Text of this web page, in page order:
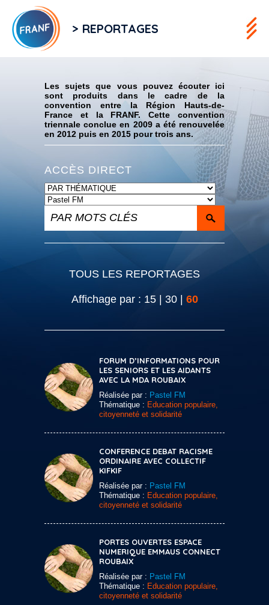
> REPORTAGES
Les sujets que vous pouvez écouter ici
sont produits dans le cadre de la
convention entre la Région Hauts-de-
France et la FRANF. Cette convention
triennale conclue en 2009 a été renouvelée
en 2012 puis en 2015 pour trois ans.
ACCÈS DIRECT
TOUS LES REPORTAGES
Affichage par : 15| 30| 60
FORUM D’INFORMATIONS POUR
LES SENIORS ET LES AIDANTS
AVEC LA MDA ROUBAIX
Réalisée par : Pastel FM
Thématique : Education populaire,
citoyenneté et solidarité
CONFERENCE DEBAT RACISME
ORDINAIRE AVEC COLLECTIF
KIFKIF
Réalisée par : Pastel FM
Thématique : Education populaire,
citoyenneté et solidarité
PORTES OUVERTES ESPACE
NUMERIQUE EMMAUS CONNECT
ROUBAIX
Réalisée par : Pastel FM
Thématique : Education populaire,
citoyenneté et solidarité